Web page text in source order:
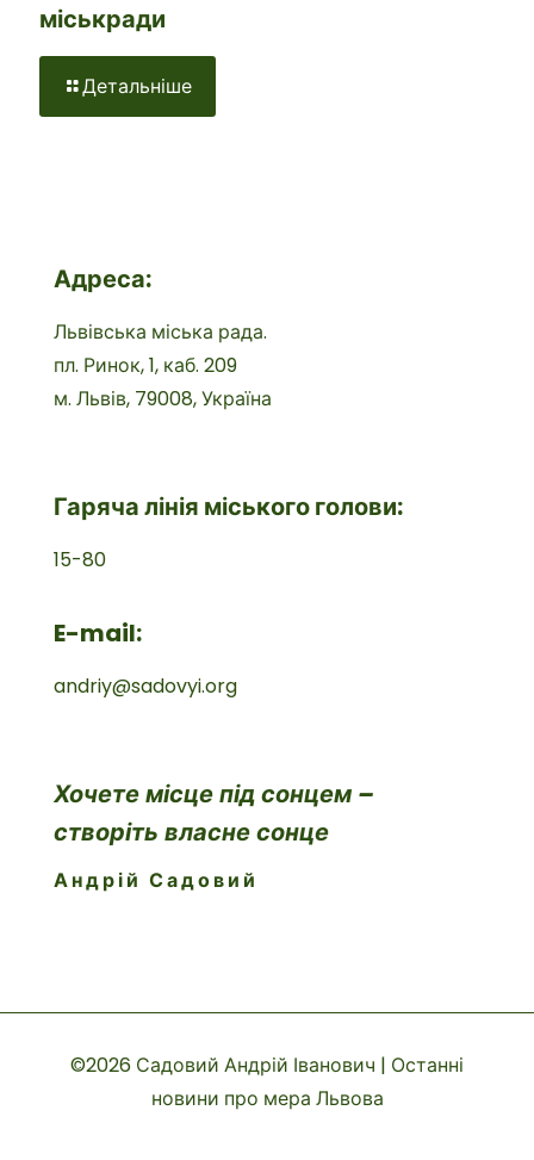
міськради
Детальніше
Адреса:
Львівська міська рада.
пл. Ринок, 1, каб. 209
м. Львів, 79008, Україна
Гаряча лінія міського голови:
15-80
E-mail:
andriy@sadovyi.org
Хочете місце під сонцем –
створіть власне сонце
Андрій Садовий
©2026 Садовий Андрій Іванович | Останні
новини про мера Львова